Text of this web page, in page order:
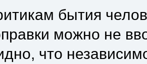
бытия
можно не
что